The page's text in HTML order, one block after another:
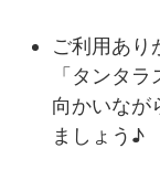
ご利用あり
「タンタ
向かいなが
ましょう♪